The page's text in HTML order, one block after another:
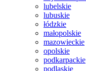
lubelskie
lubuskie
łódzkie
małopolskie
mazowieckie
opolskie
podkarpackie
podlaskie